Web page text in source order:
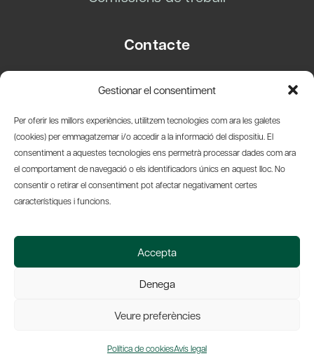
Gestionar el consentiment
Per oferir les millors experiències, utilitzem tecnologies com ara les galetes
(cookies) per emmagatzemar i/o accedir a la informació del dispositiu. El
consentiment a aquestes tecnologies ens permetrà processar dades com ara
el comportament de navegació o els identificadors únics en aquest lloc. No
consentir o retirar el consentiment pot afectar negativament certes
característiques i funcions.
Accepta
Denega
Veure preferències
Política de cookiesAvís legal
Contacte
08003 Barcelona
info@amicsdelpais.com
Suscripció Newsletter
© 2026 Societat Econòmica Barcelonesa d'Amics del País
Web by Ideamatic